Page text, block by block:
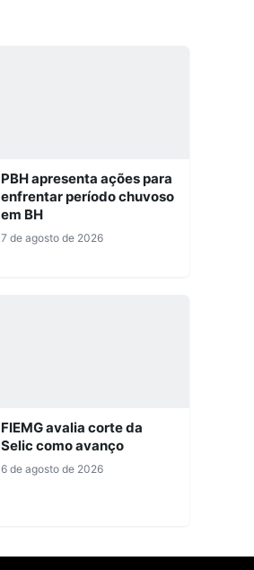
PBH apresenta ações para
enfrentar período chuvoso
em BH
7 de agosto de 2026
FIEMG avalia corte da
Selic como avanço
6 de agosto de 2026